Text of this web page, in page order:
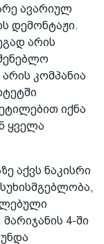
ავარიულ
დემონტაჟი.
არის
კომპანია
იქნა
ყველა
აქვს ნაკისრი
4-ში